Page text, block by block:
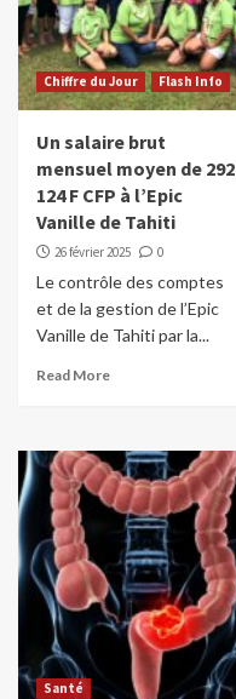
Chiffre du Jour Flash Info
Un salaire brut
mensuel moyen de 292
124 F CFP à l’Epic
Vanille de Tahiti
26 février 2025 0
Le contrôle des comptes
et de la gestion de l’Epic
Vanille de Tahiti par la...
Read More
Santé